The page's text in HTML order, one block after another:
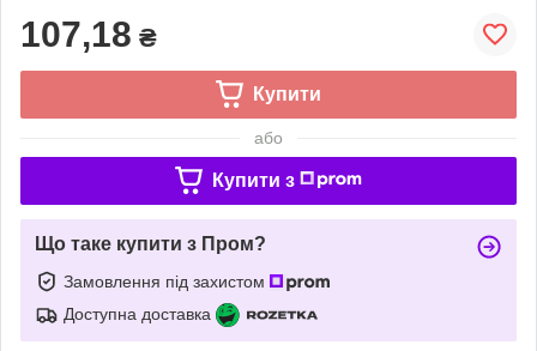
107,18 ₴
Купити
або
Купити з
Що таке купити з Пром?
Замовлення під захистом
Доступна доставка